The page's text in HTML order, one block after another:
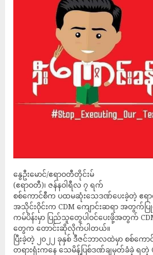
နွေဦးမောင်/ဧရာဝတီတိုင်းမ်
(ဧရာဝတီ)၊ ဇန်နဝါရီလ ၇ ရက်
စစ်ကောင်စီက ပထမဆုံးသေဒဏ်ပေးခဲ့တဲ့ ဧရာ
အသိုင်းဝိုင်းက CDM ကျောင်းဆရာ အတွက်ပ
ကမ်ပိန်းမှာ ပြည်သူတွေပါဝင်ပေးဖို့အတွက်
တွေက တောင်းဆိုလိုက်ပါတယ်။
ပြီးခဲ့တဲ့ ၂၀၂၂ ခုနှစ် ဒီဇင်ဘာလထဲမှာ စစ်က
တရားရုံးကနေ သေမိန့်ပြစ်ဒဏ်ချမှတ်ခံခဲ့ ရတဲ့